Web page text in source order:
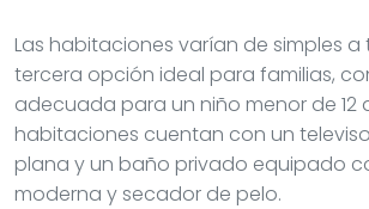
Las habitaciones varían de simples a
tercera opción ideal para familias,
adecuada para un niño menor de 12
habitaciones cuentan con un
plana y un baño privado equipado
moderna y secador de pelo.